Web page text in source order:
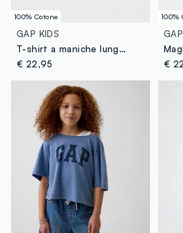
100% Cotone
GAP KIDS
T-shirt a maniche lunghe con fantasia
€ 22,95
100%
€